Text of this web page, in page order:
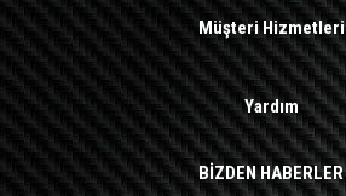
Müşteri Hizmetleri
Yardım
BİZDEN HABERLER